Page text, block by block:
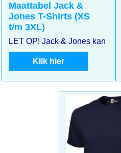
Maattabel Jack &
Jones T-Shirts (XS
t/m 3XL)
LET OP! Jack & Jones kan
Klik hier